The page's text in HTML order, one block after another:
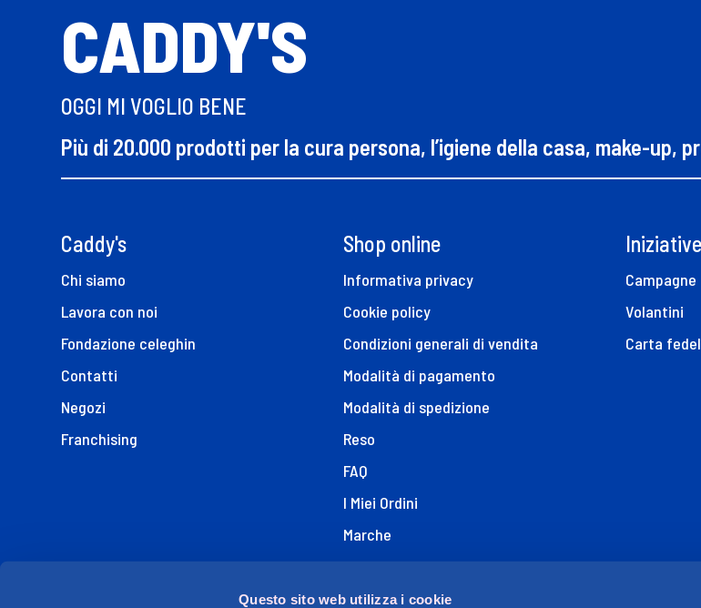
Questo sito web utilizza i cookie
CADDY'S
OGGI MI VOGLIO BENE
Più di 20.000 prodotti per la cura persona, l’igiene della casa, make-up,
Caddy's
Chi siamo
Lavora con noi
Fondazione celeghin
Contatti
Negozi
Franchising
Shop online
Informativa privacy
Cookie policy
Condizioni generali di vendita
Modalità di pagamento
Modalità di spedizione
Reso
FAQ
I Miei Ordini
Marche
Dichiarazione di Accessibilità
Iniziative
Campagne
Volantini
Carta